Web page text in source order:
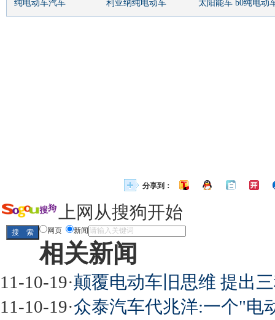
纯电动车汽车
利亚纳纯电动车 太阳能车 b0纯电动
分享到：
上网从搜狗开始
网页 新闻
相关新闻
11-10-19·颠覆电动车旧思维 提出
11-10-19·众泰汽车代兆洋:一个"电